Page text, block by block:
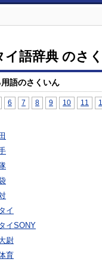
イ語辞典 のさ
用語のさくいん
6 7 8 9 10 11
田
イ
イSONY
尉
育